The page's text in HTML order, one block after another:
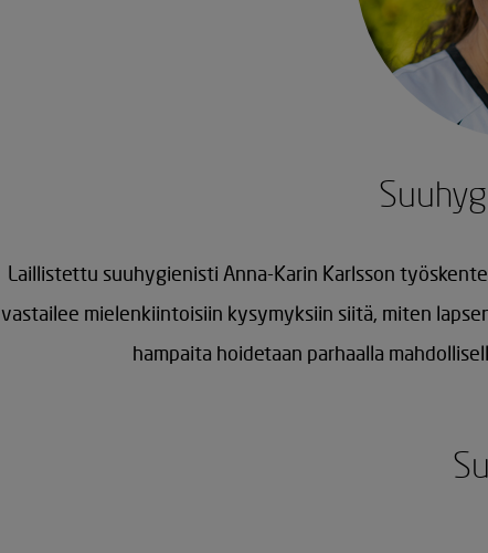
Laillistettu suuhygienisti Anna-Karin Karlsson
vastailee mielenkiintoisiin kysymyksiin siitä, miten
hampaita hoidetaan parhaalla